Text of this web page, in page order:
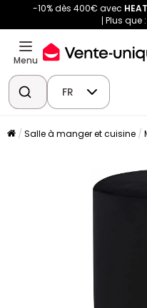
-10% dès 400€ avec
Plus que :
Menu
FR
Salle à manger et cuisine